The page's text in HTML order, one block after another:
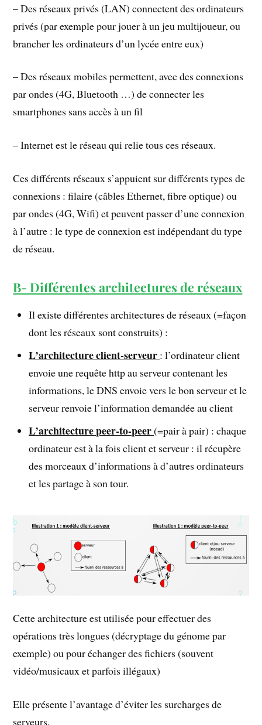
– Des réseaux privés (LAN) connectent des ordinateurs
privés (par exemple pour jouer à un jeu multijoueur, ou
brancher les ordinateurs d’un lycée entre eux)
– Des réseaux mobiles permettent, avec des connexions
par ondes (4G, Bluetooth …) de connecter les
smartphones sans accès à un fil
– Internet est le réseau qui relie tous ces réseaux.
Ces différents réseaux s’appuient sur différents types de
connexions : filaire (câbles Ethernet, fibre optique) ou
par ondes (4G, Wifi) et peuvent passer d’une connexion
à l’autre : le type de connexion est indépendant du type
de réseau.
B- Différentes architectures de réseaux
Il existe différentes architectures de réseaux (=façon
dont les réseaux sont construits) :
L’architecture client-serveur : l’ordinateur client
envoie une requête http au serveur contenant les
informations, le DNS envoie vers le bon serveur et le
serveur renvoie l’information demandée au client
L’architecture peer-to-peer(=pair à pair) : chaque
ordinateur est à la fois client et serveur : il récupère
des morceaux d’informations à d’autres ordinateurs
et les partage à son tour.
Cette architecture est utilisée pour effectuer des
opérations très longues (décryptage du génome par
exemple) ou pour échanger des fichiers (souvent
vidéo/musicaux et parfois illégaux)
Elle présente l’avantage d’éviter les surcharges de
serveurs.